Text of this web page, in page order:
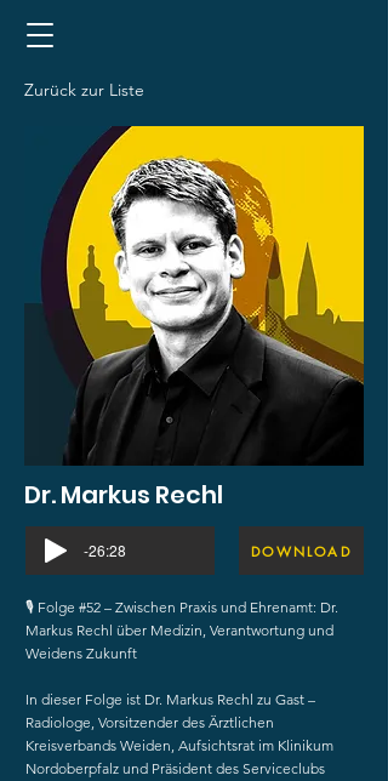
Zurück zur Liste
Dr. Markus Rechl
-26:28 DOWNLOAD
🎙 Folge #52 – Zwischen Praxis und Ehrenamt: Dr.
Markus Rechl über Medizin, Verantwortung und
Weidens Zukunft
In dieser Folge ist Dr. Markus Rechl zu Gast –
Radiologe, Vorsitzender des Ärztlichen
Kreisverbands Weiden, Aufsichtsrat im Klinikum
Nordoberpfalz und Präsident des Serviceclubs